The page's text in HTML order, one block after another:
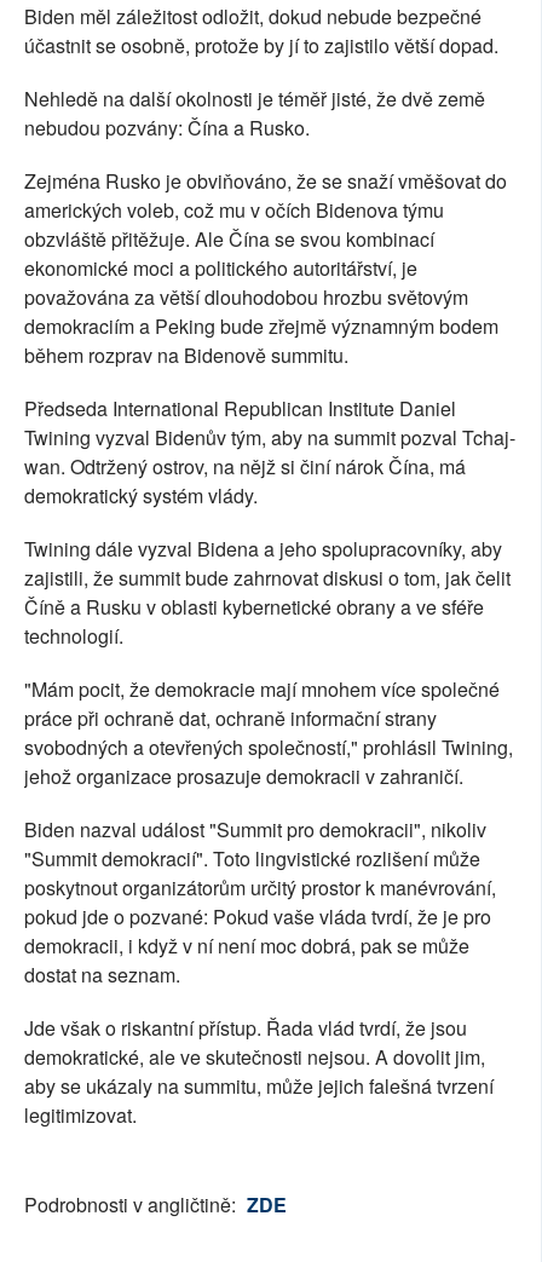
Biden měl záležitost odložit, dokud nebude bezpečné
účastnit se osobně, protože by jí to zajistilo větší dopad.
Nehledě na další okolnosti je téměř jisté, že dvě země
nebudou pozvány: Čína a Rusko.
Zejména Rusko je obviňováno, že se snaží vměšovat do
amerických voleb, což mu v očích Bidenova týmu
obzvláště přitěžuje. Ale Čína se svou kombinací
ekonomické moci a politického autoritářství, je
považována za větší dlouhodobou hrozbu světovým
demokraciím a Peking bude zřejmě významným bodem
během rozprav na Bidenově summitu.
Předseda International Republican Institute Daniel
Twining vyzval Bidenův tým, aby na summit pozval Tchaj-
wan. Odtržený ostrov, na nějž si činí nárok Čína, má
demokratický systém vlády.
Twining dále vyzval Bidena a jeho spolupracovníky, aby
zajistili, že summit bude zahrnovat diskusi o tom, jak čelit
Číně a Rusku v oblasti kybernetické obrany a ve sféře
technologií.
"Mám pocit, že demokracie mají mnohem více společné
práce při ochraně dat, ochraně informační strany
svobodných a otevřených společností," prohlásil Twining,
jehož organizace prosazuje demokracii v zahraničí.
Biden nazval událost "Summit pro demokracii", nikoliv
"Summit demokracií". Toto lingvistické rozlišení může
poskytnout organizátorům určitý prostor k manévrování,
pokud jde o pozvané: Pokud vaše vláda tvrdí, že je pro
demokracii, i když v ní není moc dobrá, pak se může
dostat na seznam.
Jde však o riskantní přístup. Řada vlád tvrdí, že jsou
demokratické, ale ve skutečnosti nejsou. A dovolit jim,
aby se ukázaly na summitu, může jejich falešná tvrzení
legitimizovat.
Podrobnosti v angličtině: ZDE